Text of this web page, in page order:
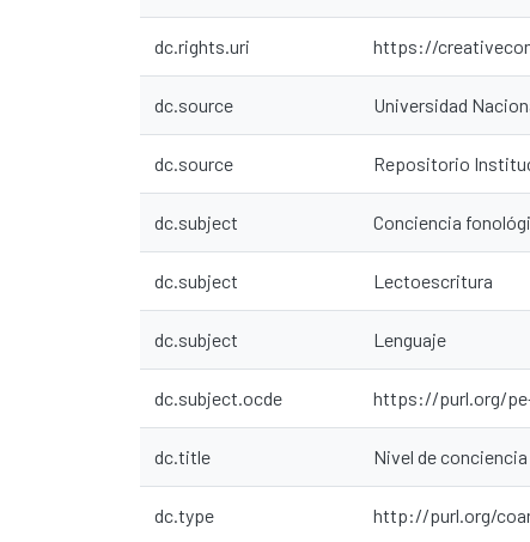
dc.rights.uri https://
dc.source Universidad
dc.source Repositorio
dc.subject Conciencia
dc.subject Lectoescritura
dc.subject Lenguaje
dc.subject.ocde https://purl.org/
dc.title Nivel de
dc.type http://purl.org/